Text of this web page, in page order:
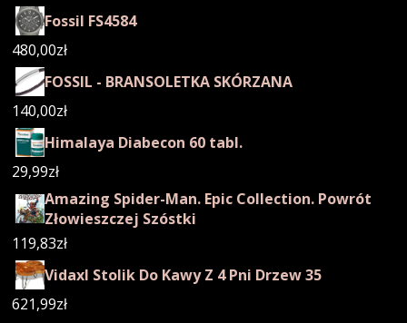
Fossil FS4584
480,00zł
FOSSIL - BRANSOLETKA SKÓRZANA
140,00zł
Himalaya Diabecon 60 tabl.
29,99zł
Amazing Spider-Man. Epic Collection. Powrót
Złowieszczej Szóstki
119,83zł
Vidaxl Stolik Do Kawy Z 4 Pni Drzew 35
621,99zł